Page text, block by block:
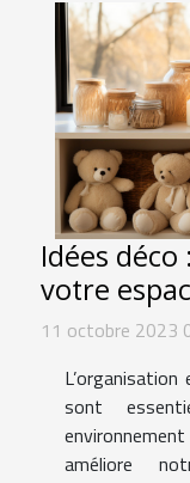
Idées
votre
11 octobre 2023
sont
améliore